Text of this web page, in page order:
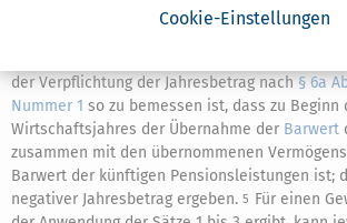
Cookie-Einstellungen
Vermögenswerten gegenüber einem
der Verpflichtung der Jahresbetrag nach§ 6a
Nummer 1 so zu bemessen ist, dass zu Beginn
Wirtschaftsjahres der Übernahme der Barwert
zusammen mit den übernommenen
Barwert der künftigen Pensionsleistungen ist;
negativer Jahresbetrag ergeben. 5 Für einen